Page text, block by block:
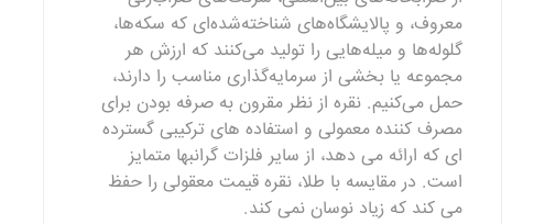
معروف، و پالایشگاه‌های شناخته‌شده‌ای که سکه‌ها،
گلوله‌ها و میله‌هایی را تولید می‌کنند که ارزش هر
مجموعه یا بخشی از سرمایه‌گذاری مناسب را دارند،
حمل می‌کنیم. نقره از نظر مقرون به صرفه بودن برای
مصرف کننده معمولی و استفاده های ترکیبی گسترده
ای که ارائه می دهد، از سایر فلزات گرانبها متمایز
است. در مقایسه با طلا، نقره قیمت معقولی را حفظ
می کند که زیاد نوسان نمی کند.